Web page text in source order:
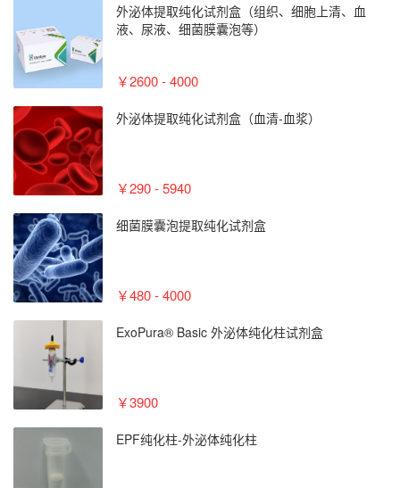
外泌体提取纯化试剂盒（组织、细胞上清、血
液、尿液、细菌膜囊泡等）
￥2600 - 4000
外泌体提取纯化试剂盒（血清-血浆）
￥290 - 5940
细菌膜囊泡提取纯化试剂盒
￥480 - 4000
ExoPura® Basic 外泌体纯化柱试剂盒
￥3900
EPF纯化柱-外泌体纯化柱